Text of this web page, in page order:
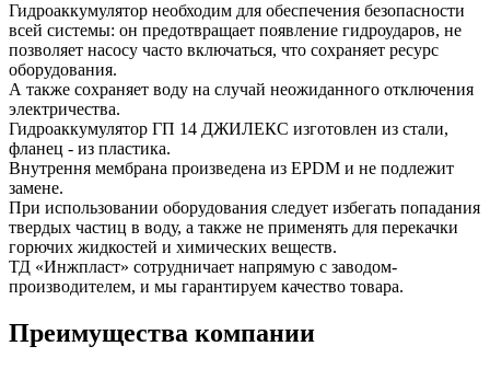
Гидроаккумулятор необходим для обеспечения безопасности
всей системы: он предотвращает появление гидроударов, не
позволяет насосу часто включаться, что сохраняет ресурс
оборудования.
А также сохраняет воду на случай неожиданного отключения
электричества.
Гидроаккумулятор ГП 14 ДЖИЛЕКС изготовлен из стали,
фланец - из пластика.
Внутрення мембрана произведена из EPDM и не подлежит
замене.
При использовании оборудования следует избегать попадания
твердых частиц в воду, а также не применять для перекачки
горючих жидкостей и химических веществ.
ТД «Инжпласт» сотрудничает напрямую с заводом-
производителем, и мы гарантируем качество товара.
Преимущества компании